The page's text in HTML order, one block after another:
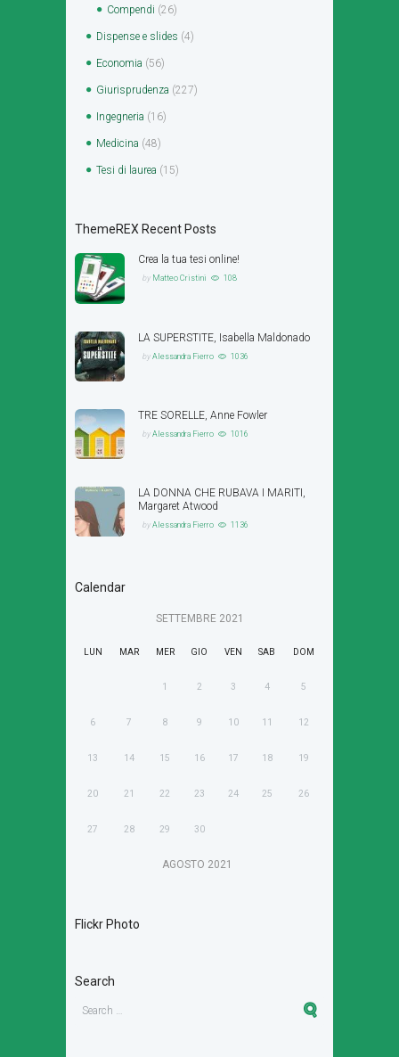
Compendi (26)
Dispense e slides (4)
Economia (56)
Giurisprudenza (227)
Ingegneria (16)
Medicina (48)
Tesi di laurea (15)
ThemeREX Recent Posts
Crea la tua tesi online!
by Matteo Cristini 108
LA SUPERSTITE, Isabella Maldonado
byAlessandra Fierro 1036
TRE SORELLE, Anne Fowler
byAlessandra Fierro 1016
LA DONNA CHE RUBAVA I MARITI,
Margaret Atwood
byAlessandra Fierro 1136
Calendar
SETTEMBRE 2021
LUN MAR MER GIO VEN SAB DOM
1 2 3 4 5
6 7 8 9 10 11 12
13 14 15 16 17 18 19
20 21 22 23 24 25 26
27 28 29 30
AGOSTO 2021
Flickr Photo
Search